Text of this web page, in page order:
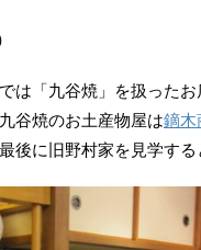
は「九谷焼」を扱った
谷焼のお土産物屋は鏑木
後に旧野村家を見学する